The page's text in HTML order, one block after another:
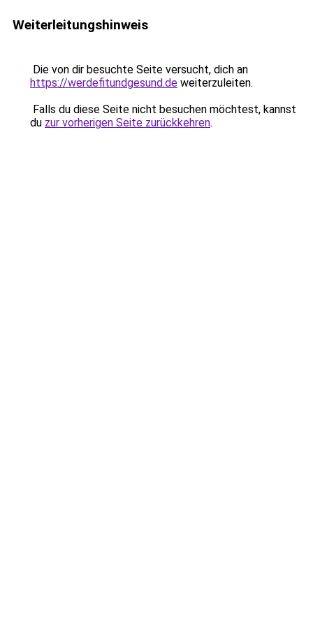
Weiterleitungshinweis
Die von dir besuchte Seite versucht, dich an
https://werdefitundgesund.de weiterzuleiten.
Falls du diese Seite nicht besuchen möchtest, kannst
du zur vorherigen Seite zurückkehren.